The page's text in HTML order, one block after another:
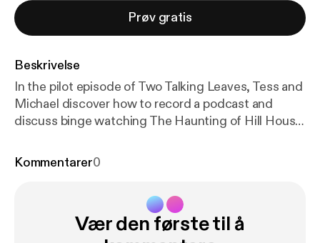
Prøv gratis
Beskrivelse
In the pilot episode of Two Talking Leaves, Tess and
Michael discover how to record a podcast and
discuss binge watching The Haunting of Hill House,
https://bit.ly/2OvlBT6
review if you liked this podcast!
Kommentarer0
Vær den første til å